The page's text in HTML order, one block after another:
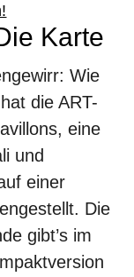
Karte
Wie
die ART-
eine
und
einer
Die
gibt’s im